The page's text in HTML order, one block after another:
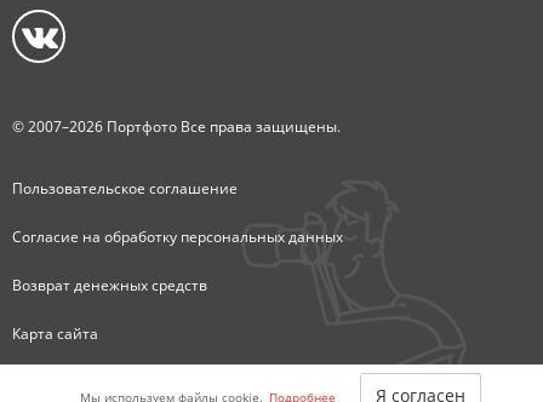
Мы используем файлы cookie. Подробнее Я согласен
© 2007–2026 Портфото Все права защищены.
Пользовательское соглашение
Согласие на обработку персональных данных
Возврат денежных средств
Карта сайта
Деятельность по оказанию фотоуслуг осуществляет ИП Торосян А.В.